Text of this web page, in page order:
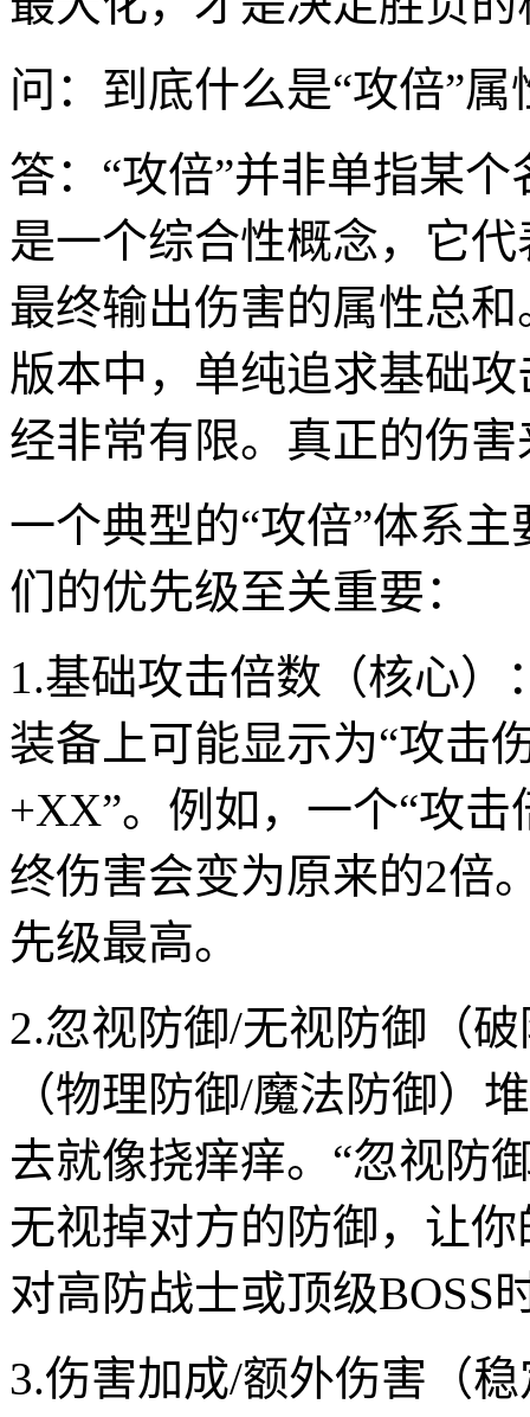
问：到底什么是“攻倍”
答：“攻倍”并非单指某
是一个综合性概念，它
最终输出伤害的属性总
版本中，单纯追求基础
经非常有限。真正的伤
一个典型的“攻倍”体系
们的优先级至关重要：
1.基础攻击倍数（核心）
装备上可能显示为“攻击
+XX”。例如，一个“攻
终伤害会变为原来的2倍
先级最高。
2.忽视防御/无视防御（
（物理防御/魔法防御）
去就像挠痒痒。“忽视防
无视掉对方的防御，让
对高防战士或顶级BOSS
3.伤害加成/额外伤害（